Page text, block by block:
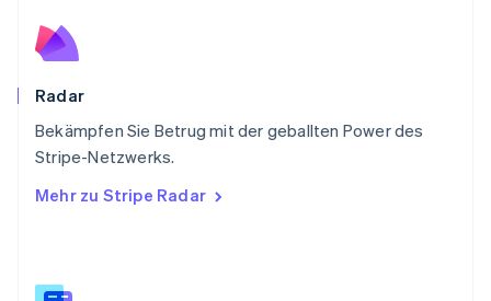
Radar
Bekämpfen Sie Betrug mit der geballten Power des
Stripe-Netzwerks.
Mehr zu Stripe Radar
Svenska
Schweiz
Singapur
English简体中文
Slowakei
Slowenien
English